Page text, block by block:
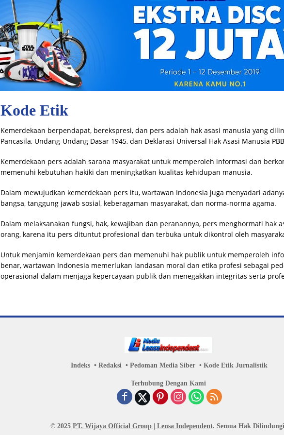
Kode Etik
Kemerdekaan berpendapat, berekspresi, dan pers adalah hak asasi manusia yang
Pancasila, Undang-Undang Dasar 1945, dan Deklarasi Universal Hak Asasi Manusia
Kemerdekaan pers adalah sarana masyarakat untuk memperoleh informasi dan
memenuhi kebutuhan hakiki dan meningkatkan kualitas kehidupan manusia.
Dalam mewujudkan kemerdekaan pers itu, wartawan Indonesia juga menyadari
bangsa, tanggung jawab sosial, keberagaman masyarakat, dan norma-norma agama.
Dalam melaksanakan fungsi, hak, kewajiban dan peranannya, pers menghormati hak
orang, karena itu pers dituntut profesional dan terbuka untuk dikontrol oleh
Untuk menjamin kemerdekaan pers dan memenuhi hak publik untuk memperoleh
benar, wartawan Indonesia memerlukan landasan moral dan etika profesi sebagai
operasional dalam menjaga kepercayaan publik dan menegakkan integritas serta
Indeks Redaksi Pedoman Media Siber Kode Etik Jurnalistik
Terhubung Dengan Kami
© 2025 PT. Wijaya Official Group | Lensa Independent. Semua Hak